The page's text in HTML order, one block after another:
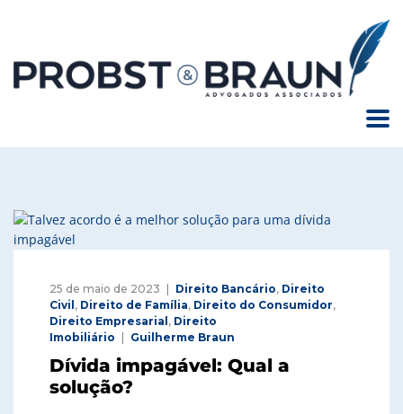
25 de maio de 2023 Direito Bancário, Direito
Civil, Direito de Família, Direito do Consumidor,
Direito Empresarial, Direito
Imobiliário
Guilherme Braun
Dívida impagável: Qual a
solução?